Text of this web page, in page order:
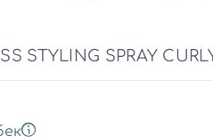
STYLING SPRAY